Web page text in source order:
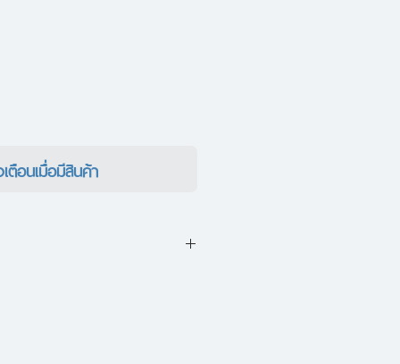
ตือนเมื่อมีสินค้า
ง เจ.ดี. ซาลินเจอร์ ที่บอกเล่า